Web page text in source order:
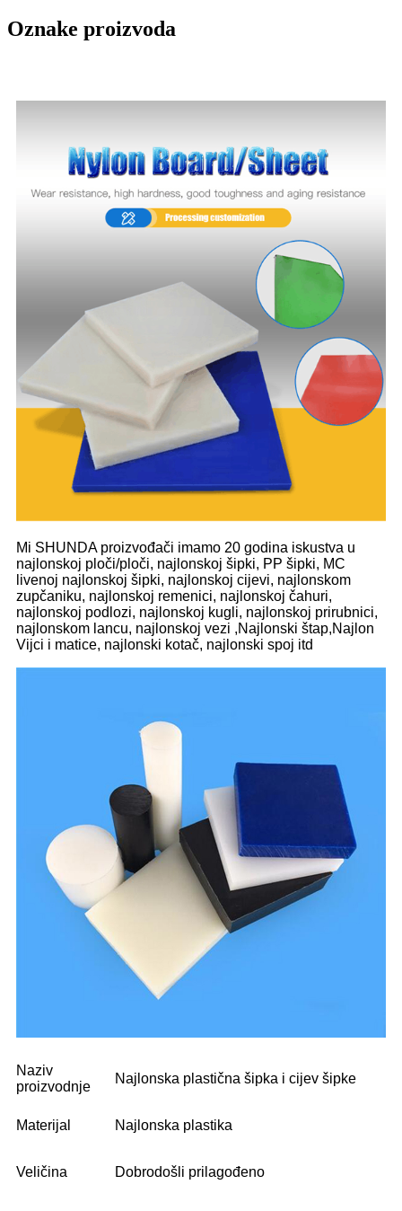
Oznake proizvoda
Mi SHUNDA proizvođači imamo 20 godina iskustva u
najlonskoj ploči/ploči, najlonskoj šipki, PP šipki, MC
livenoj najlonskoj šipki, najlonskoj cijevi, najlonskom
zupčaniku, najlonskoj remenici, najlonskoj čahuri,
najlonskoj podlozi, najlonskoj kugli, najlonskoj prirubnici,
najlonskom lancu, najlonskoj vezi ,Najlonski štap,Najlon
Vijci i matice, najlonski kotač, najlonski spoj itd
Naziv
proizvodnje
Najlonska plastična šipka i cijev šipke
Materijal Najlonska plastika
Veličina Dobrodošli prilagođeno